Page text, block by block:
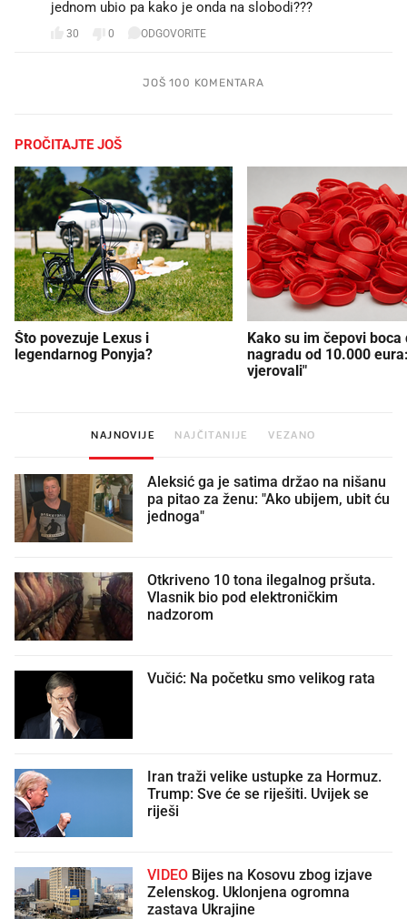
jednom ubio pa kako je onda na slobodi???
30 0 ODGOVORITE
JOŠ 100 KOMENTARA
PROČITAJTE JOŠ
Što povezuje Lexus i
legendarnog Ponyja?
Kako su im čepovi boca
nagradu od 10.000
vjerovali"
NAJNOVIJE NAJČITANIJE VEZANO
Aleksić ga je satima držao na nišanu
pa pitao za ženu: "Ako ubijem, ubit ću
jednoga"
Otkriveno 10 tona ilegalnog pršuta.
Vlasnik bio pod elektroničkim
nadzorom
Vučić: Na početku smo velikog rata
Iran traži velike ustupke za Hormuz.
Trump: Sve će se riješiti. Uvijek se
riješi
VIDEO
Zelenskog. Uklonjena ogromna
zastava Ukrajine